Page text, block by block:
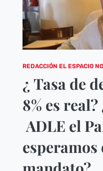
REDACCIÓN EL ESPACIO
¿ Tasa de
8% es
ADLE el
esperamos